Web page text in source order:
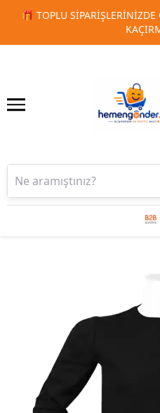
🚀 KURUMSAL
1